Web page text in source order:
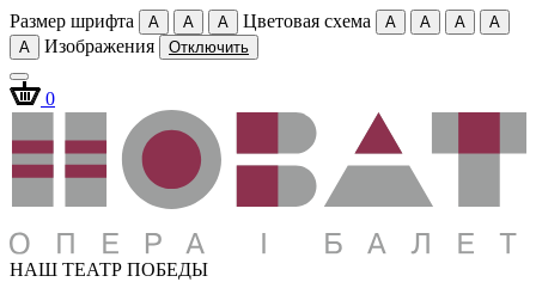
Размер шрифта A A A Цветовая схема A A A
A
A
Изображения Отключить
0
НАШ ТЕАТР ПОБЕДЫ